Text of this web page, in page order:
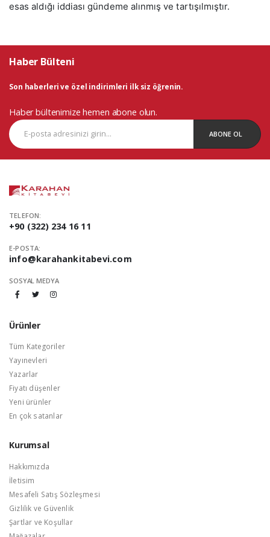
esas aldığı iddiası gündeme alınmış ve tartışılmıştır.
Haber Bülteni
Son haberleri ve özel indirimleri ilk siz öğrenin.
Haber bültenimize hemen abone olun.
ABONE OL
TELEFON:
+90 (322) 234 16 11
E-POSTA:
info@karahankitabevi.com
SOSYAL MEDYA
Ürünler
Tüm Kategoriler
Yayınevleri
Yazarlar
Fiyatı düşenler
Yeni ürünler
En çok satanlar
Kurumsal
Hakkımızda
İletisim
Mesafeli Satış Sözleşmesi
Gizlilik ve Güvenlik
Şartlar ve Koşullar